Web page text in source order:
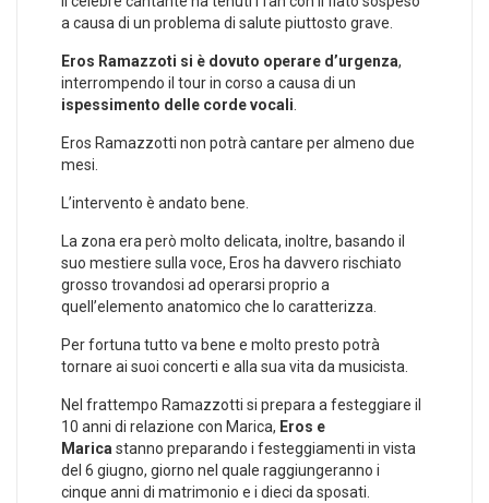
a causa di un problema di salute piuttosto grave.
Eros Ramazzoti si è dovuto operare d’urgenza,
interrompendo il tour in corso a causa di un
ispessimento delle corde vocali.
Eros Ramazzotti non potrà cantare per almeno due
mesi.
L’intervento è andato bene.
La zona era però molto delicata, inoltre, basando il
suo mestiere sulla voce, Eros ha davvero rischiato
grosso trovandosi ad operarsi proprio a
quell’elemento anatomico che lo caratterizza.
Per fortuna tutto va bene e molto presto potrà
tornare ai suoi concerti e alla sua vita da musicista.
Nel frattempo Ramazzotti si prepara a festeggiare il
10 anni di relazione con Marica, Eros e
Maricastanno preparando i festeggiamenti in vista
del 6 giugno, giorno nel quale raggiungeranno i
cinque anni di matrimonio e i dieci da sposati.